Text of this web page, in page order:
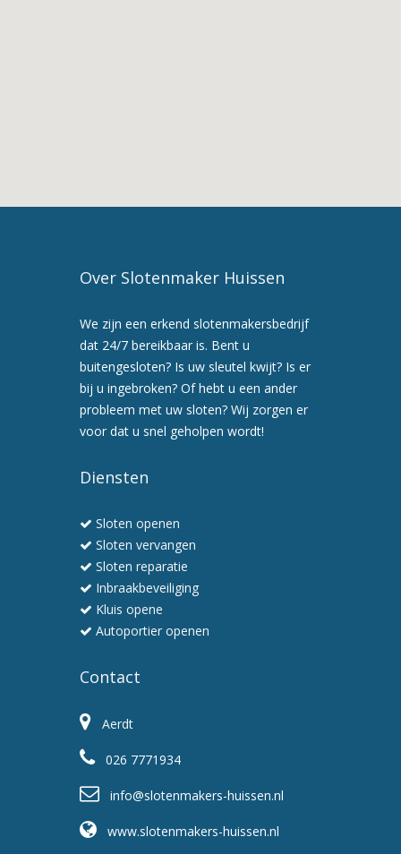
Slotenmaker
afspraak
preventiebezoek
professioneel
Over Slotenmaker Huissen
We zijn een erkend slotenmakersbedrijf
dat 24/7 bereikbaar is. Bent u
buitengesloten? Is uw sleutel kwijt? Is er
bij u ingebroken? Of hebt u een ander
probleem met uw sloten? Wij zorgen er
voor dat u snel geholpen wordt!
Diensten
Sloten openen
Sloten vervangen
Sloten reparatie
Inbraakbeveiliging
Kluis opene
Autoportier openen
Contact
Aerdt
026 7771934
info@slotenmakers-huissen.nl
www.slotenmakers-huissen.nl